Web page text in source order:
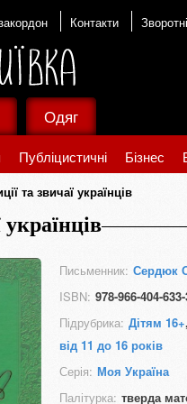
Контакти
Публіцистичні Бізнес
Одяг
та звичаї українців
українців
Письменник: Сердюк
ISBN: 978-966-404-
Підрубрика: Дітям 16+,
від 11 до 16 років
Серія: Моя Україна
Палітурка: тверда